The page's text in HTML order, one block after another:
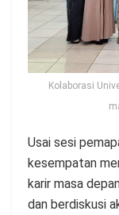
Kolaborasi
Usai sesi
kesempatan
karir masa
dan berdiskusi